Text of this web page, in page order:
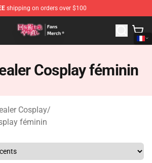
shipping on orders over $100
Store - Official Redo Of Healer
Cosplay féminin
Cosplay/
féminin